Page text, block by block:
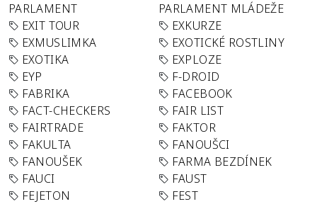
PARLAMENT
PARLAMENT MLÁDEŽE
EXIT TOUR
EXKURZE
EXMUSLIMKA
EXOTICKÉ ROSTLINY
EXOTIKA
EXPLOZE
EYP
F-DROID
FABRIKA
FACEBOOK
FACT-CHECKERS
FAIR LIST
FAIRTRADE
FAKTOR
FAKULTA
FANOUŠCI
FANOUŠEK
FARMA BEZDÍNEK
FAUCI
FAUST
FEJETON
FEST